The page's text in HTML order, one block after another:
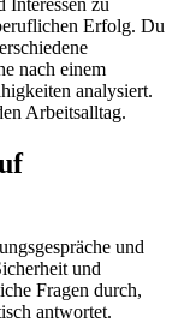
Interessen zu
Erfolg. Du
nach einem
analysiert.
Arbeitsalltag.
und
und
Fragen durch,
antwortet.